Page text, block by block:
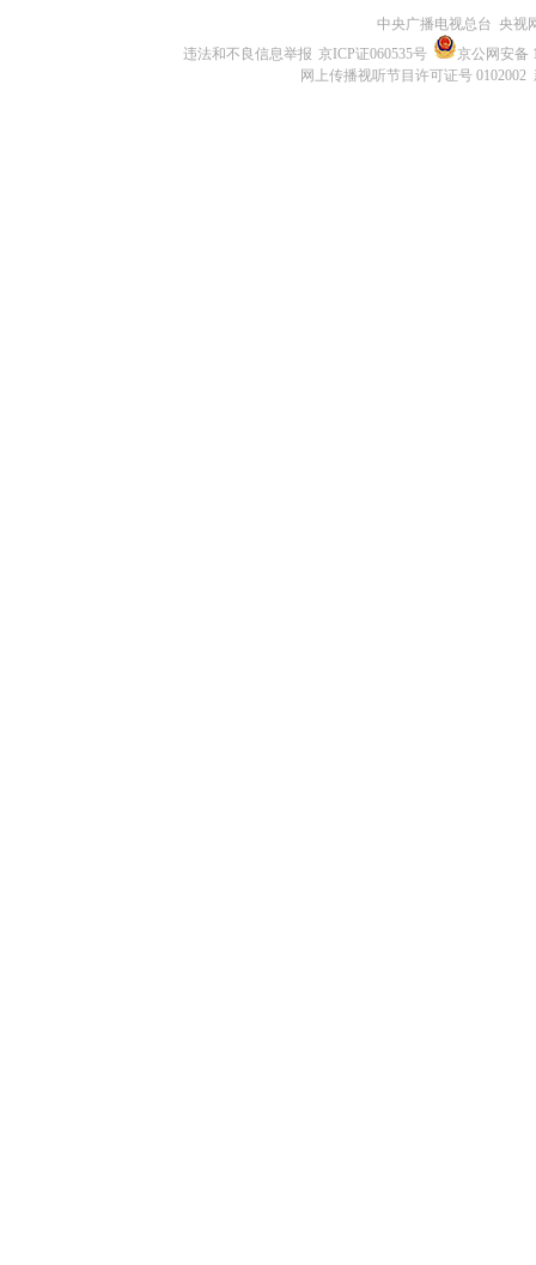
中央广播电视总台 央视
违法和不良信息举报 京ICP证060535号
京公网安备
网上传播视听节目许可证号 0102002